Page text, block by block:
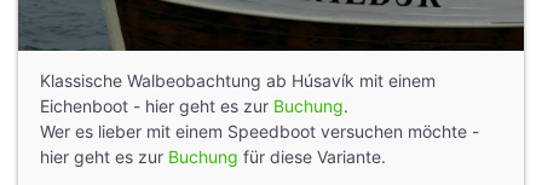
Klassische Walbeobachtung ab Húsavík mit einem
Eichenboot - hier geht es zur Buchung.
Wer es lieber mit einem Speedboot versuchen möchte -
hier geht es zur Buchung für diese Variante.